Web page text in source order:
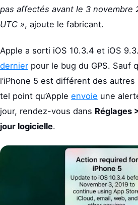
pas affectés avant le 3 novembre
UTC », ajoute le fabricant.
Apple a sorti iOS 10.3.4 et iOS
dernier pour le bug du GPS. Sauf
l’iPhone 5 est différent des autres
tel point qu’Apple envoie une
jour, rendez-vous dans Réglages
jour logicielle.